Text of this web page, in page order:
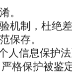
。
机制，杜绝
保存。
人信息保护法
格保护被鉴